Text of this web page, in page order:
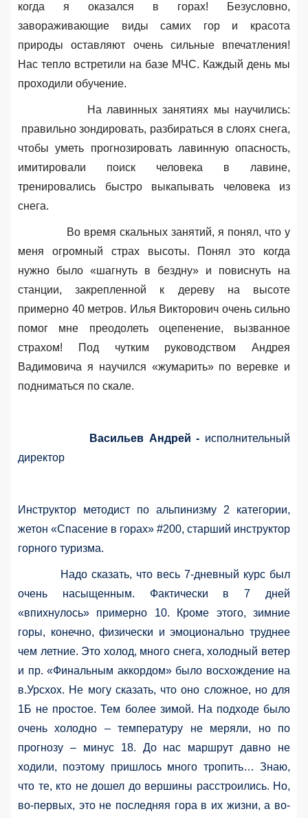
когда я оказался в горах! Безусловно,
завораживающие виды самих гор и красота
природы оставляют очень сильные впечатления!
Нас тепло встретили на базе МЧС. Каждый день мы
проходили обучение.
На лавинных занятиях мы научились:
правильно зондировать, разбираться в слоях снега,
чтобы уметь прогнозировать лавинную опасность,
имитировали поиск человека в лавине,
тренировались быстро выкапывать человека из
снега.
Во время скальных занятий, я понял, что у
меня огромный страх высоты. Понял это когда
нужно было «шагнуть в бездну» и повиснуть на
станции, закрепленной к дереву на высоте
примерно 40 метров. Илья Викторович очень сильно
помог мне преодолеть оцепенение, вызванное
страхом! Под чутким руководством Андрея
Вадимовича я научился «жумарить» по веревке и
подниматься по скале.
Васильев Андрей - исполнительный
директор
Инструктор методист по альпинизму 2 категории,
жетон «Спасение в горах» #200, старший инструктор
горного туризма.
Надо сказать, что весь 7-дневный курс был
очень насыщенным. Фактически в 7 дней
«впихнулось» примерно 10. Кроме этого, зимние
горы, конечно, физически и эмоционально труднее
чем летние. Это холод, много снега, холодный ветер
и пр. «Финальным аккордом» было восхождение на
в.Урсхох. Не могу сказать, что оно сложное, но для
1Б не простое. Тем более зимой. На подходе было
очень холодно – температуру не меряли, но по
прогнозу – минус 18. До нас маршрут давно не
ходили, поэтому пришлось много тропить… Знаю,
что те, кто не дошел до вершины расстроились. Но,
во-первых, это не последняя гора в их жизни, а во-